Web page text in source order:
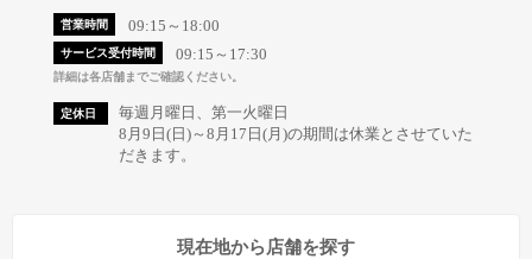
営業時間 09:15～18:00
サービス受付時間 09:15～17:30
詳細は各店舗までご確認ください。
定休日
毎週月曜日、第一火曜日
8月9日(日)～8月17日(月)の期間は休業とさせていた
だきます。
現在地から店舗を探す